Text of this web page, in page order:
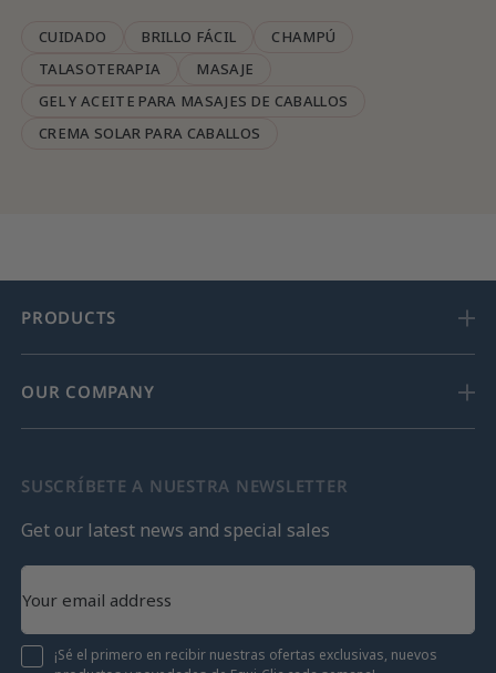
CUIDADO BRILLO FÁCIL
CHAMPÚ
TALASOTERAPIA
MASAJE
GEL Y ACEITE PARA MASAJES DE CABALLOS
CREMA SOLAR PARA CABALLOS
PRODUCTS
OUR COMPANY
SUSCRÍBETE A NUESTRA NEWSLETTER
Get our latest news and special sales
¡Sé el primero en recibir nuestras ofertas exclusivas, nuevos